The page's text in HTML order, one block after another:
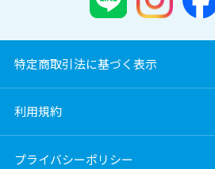
特定商取引法に基づく表示
利用規約
プライバシーポリシー